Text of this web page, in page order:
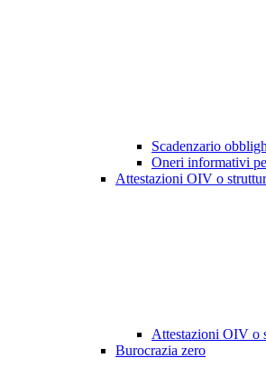
Scadenzario
Oneri informativi
Attestazioni OIV o
Attestazioni OIV o
Burocrazia zero